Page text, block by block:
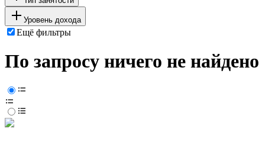
Уровень дохода
Ещё фильтры
По запросу ничего не найдено